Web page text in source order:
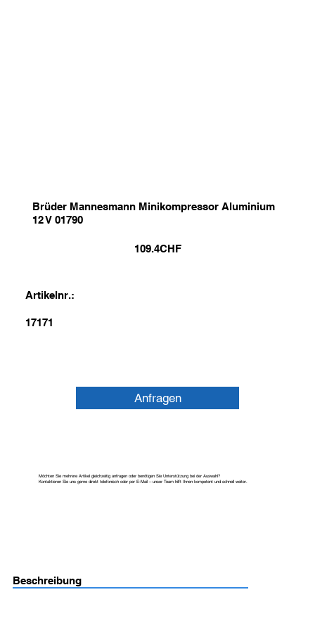
Brüder Mannesmann Minikompressor Aluminium
12 V 01790
109.4CHF
Artikelnr.:
17171
Anfragen
Möchten Sie mehrere Artikel gleichzeitig anfragen oder benötigen Sie Unterstützung bei der Auswahl?
Kontaktieren Sie uns gerne direkt telefonisch oder per E-Mail – unser Team hilft Ihnen kompetent und schnell weiter.
Beschreibung